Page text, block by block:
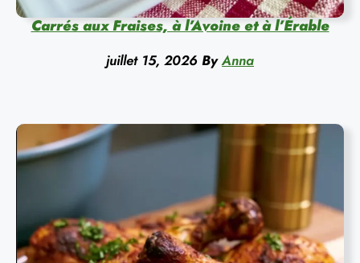
Carrés aux Fraises, à l’Avoine et à l’Érable
juillet 15, 2026 By Anna